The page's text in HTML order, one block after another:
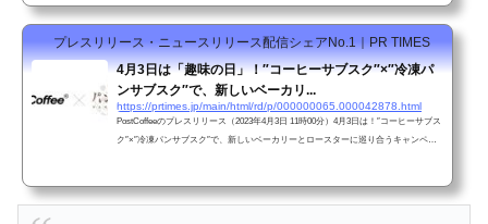
プレスリリース・ニュースリリース配信シェアNo.1｜PR TIMES
4月3日は「趣味の日」！″コーヒーサブスク″×″冷凍パ
ンサブスク″で、新しいベーカリ...
https://prtimes.jp/main/html/rd/p/000000065.000042878.html
PostCoffeeのプレスリリース（2023年4月3日 11時00分）4月3日は！″コーヒーサブス
ク″×″冷凍パンサブスク″で、新しいベーカリーとロースターに巡り合うキャンペー